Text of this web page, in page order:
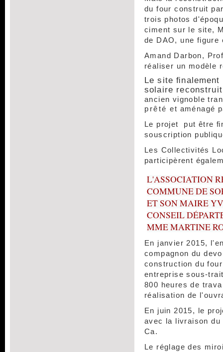
du four construit
trois photos
ciment sur le site,
de DAO, une figure
Amand Darbon,
réaliser un modèle
Le site
solaire
ancien vignoble
prêté et aménagé
Le projet put être
souscription
Les Collectivités
participèrent
L'ASSOCIATION
COMMUNE DE
ET SON MAIRE
CONSEIL
MME MARTINE
En janvier 2015,
compagnon du
construction du
entreprise sous-
800 heures de
réalisation de
En juin 2015, le
avec la livraison
Ca.
Le réglage des